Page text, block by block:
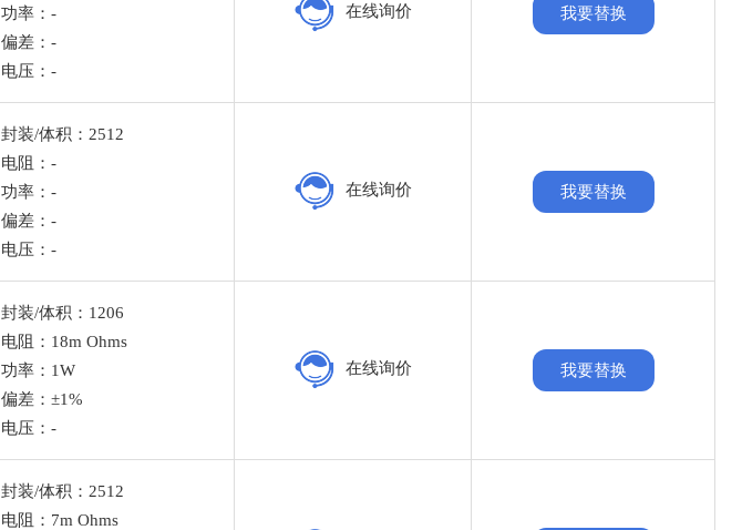
功率：-
偏差：-
电压：-
在线询价 我要替换
封装/体积：2512
电阻：-
功率：-
偏差：-
电压：-
在线询价 我要替换
封装/体积：1206
电阻：18m Ohms
功率：1W
偏差：±1%
电压：-
在线询价 我要替换
封装/体积：2512
电阻：7m Ohms